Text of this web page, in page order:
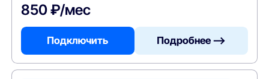
850 ₽/мес
Подключить Подробнее —>